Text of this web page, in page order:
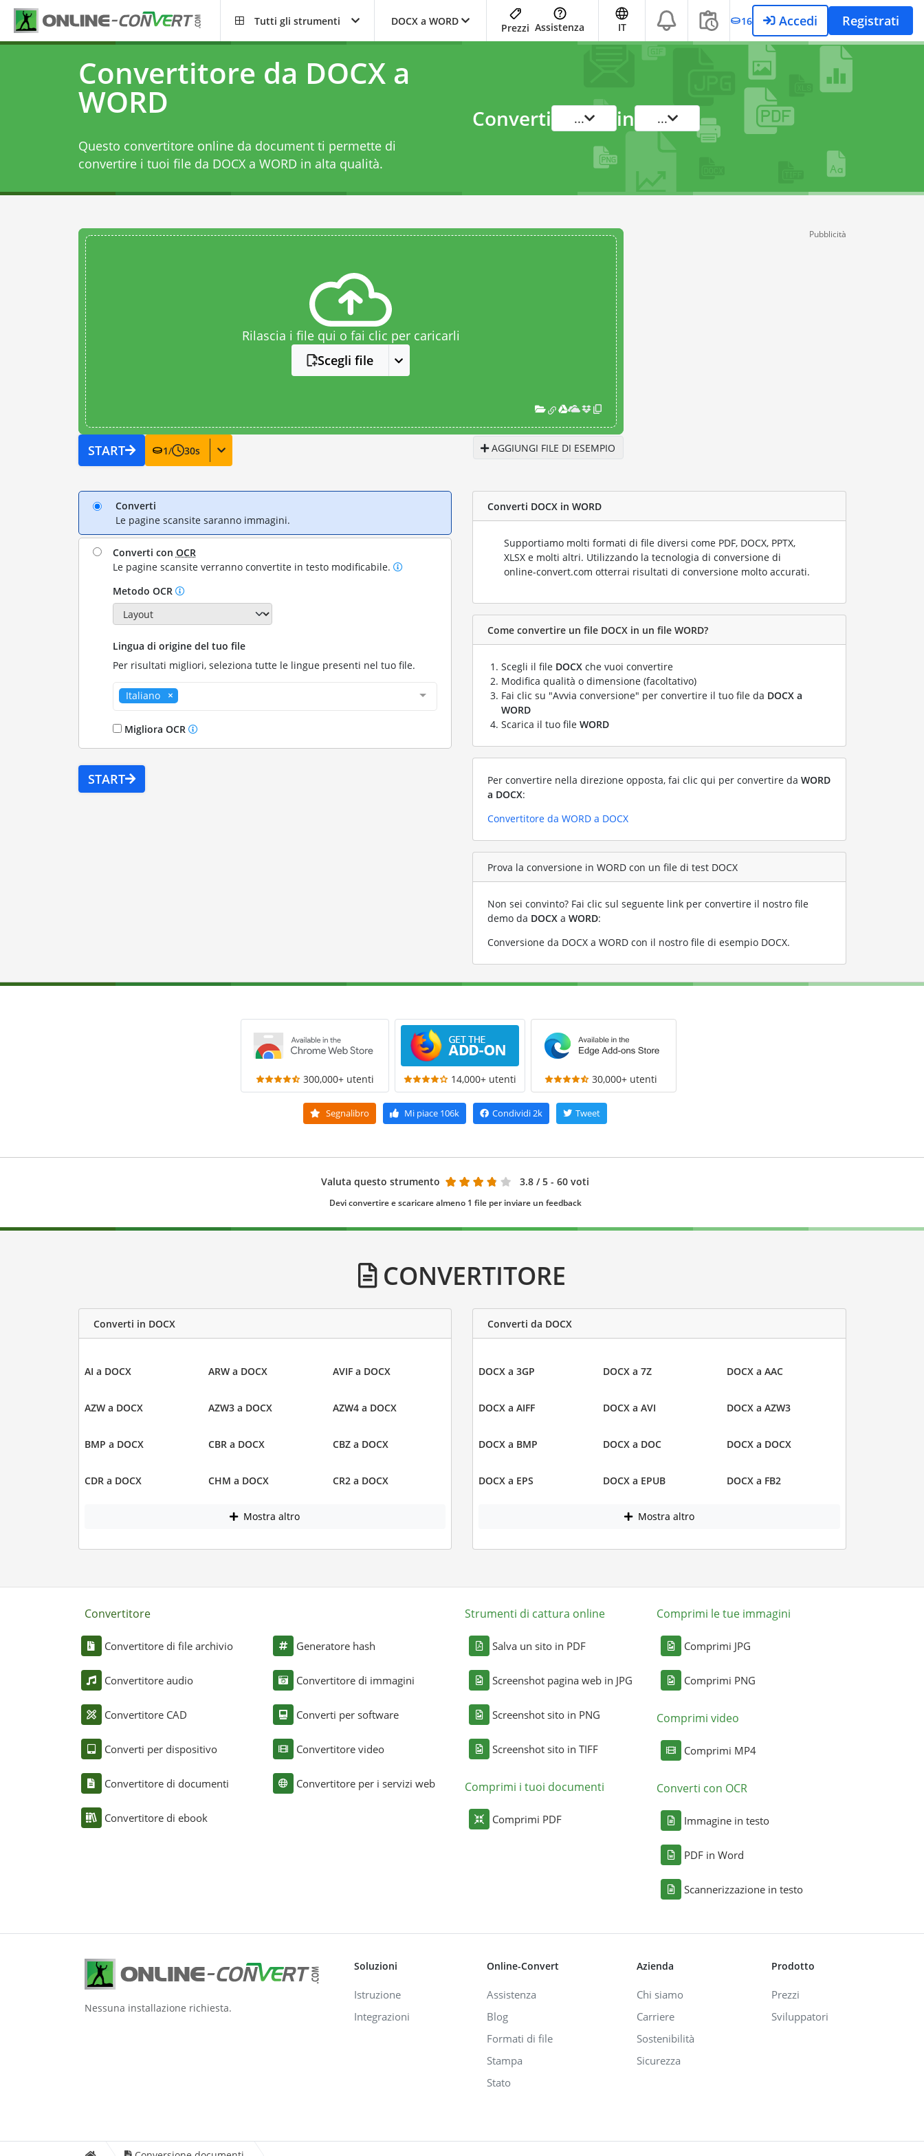
Tutti gli strumenti DOCX a WORD
Prezzi Assistenza IT 16 Accedi Registrati
Convertitore da DOCX a
WORD
Questo convertitore online da document ti permette di
convertire i tuoi file da DOCX a WORD in alta qualità.
Converti ... in ...
Rilascia i file qui o fai clic per caricarli
Scegli file
START 1/ 30s AGGIUNGI FILE DI ESEMPIO
Pubblicità
Converti
Le pagine scansite saranno immagini.
Converti con OCR
Le pagine scansite verranno convertite in testo modificabile.
Metodo OCR
Lingua di origine del tuo file
Per risultati migliori, seleziona tutte le lingue presenti nel tuo file.
Italiano
Migliora OCR
START
Converti DOCX in WORD
Supportiamo molti formati di file diversi come PDF, DOCX, PPTX,
XLSX e molti altri. Utilizzando la tecnologia di conversione di
online-convert.com otterrai risultati di conversione molto accurati.
Come convertire un file DOCX in un file WORD?
Scegli il file DOCX che vuoi convertire
Modifica qualità o dimensione (facoltativo)
Fai clic su "Avvia conversione" per convertire il tuo file da DOCX a
WORD
Scarica il tuo file WORD
Per convertire nella direzione opposta, fai clic qui per convertire da WORD
a DOCX:
Convertitore da WORD a DOCX
Prova la conversione in WORD con un file di test DOCX
Non sei convinto? Fai clic sul seguente link per convertire il nostro file
demo da DOCX a WORD:
Conversione da DOCX a WORD con il nostro file di esempio DOCX.
300,000+ utenti 14,000+ utenti 30,000+ utenti
Segnalibro Mi piace 106k Condividi2k Tweet
Valuta questo strumento 3.8 / 5 - 60 voti
Devi convertire e scaricare almeno 1 file per inviare un feedback
CONVERTITORE
Converti in DOCX
AI a DOCX ARW a DOCX AVIF a DOCX
AZW a DOCX AZW3 a DOCX AZW4 a DOCX
BMP a DOCX CBR a DOCX CBZ a DOCX
CDR a DOCX CHM a DOCX CR2 a DOCX
Mostra altro
Converti da DOCX
DOCX a 3GP DOCX a 7Z DOCX a AAC
DOCX a AIFF DOCX a AVI DOCX a AZW3
DOCX a BMP DOCX a DOC DOCX a DOCX
DOCX a EPS DOCX a EPUB DOCX a FB2
Mostra altro
Convertitore
Convertitore di file archivio
Convertitore audio
Convertitore CAD
Converti per dispositivo
Convertitore di documenti
Convertitore di ebook
Generatore hash
Convertitore di immagini
Converti per software
Convertitore video
Convertitore per i servizi web
Strumenti di cattura online
Salva un sito in PDF
Screenshot pagina web in JPG
Screenshot sito in PNG
Screenshot sito in TIFF
Comprimi i tuoi documenti
Comprimi PDF
Comprimi le tue immagini
Comprimi JPG
Comprimi PNG
Comprimi video
Comprimi MP4
Converti con OCR
Immagine in testo
PDF in Word
Scannerizzazione in testo
Nessuna installazione richiesta.
Soluzioni
Istruzione
Integrazioni
Online-Convert
Assistenza
Blog
Formati di file
Stampa
Stato
Azienda
Chi siamo
Carriere
Sostenibilità
Sicurezza
Prodotto
Prezzi
Sviluppatori